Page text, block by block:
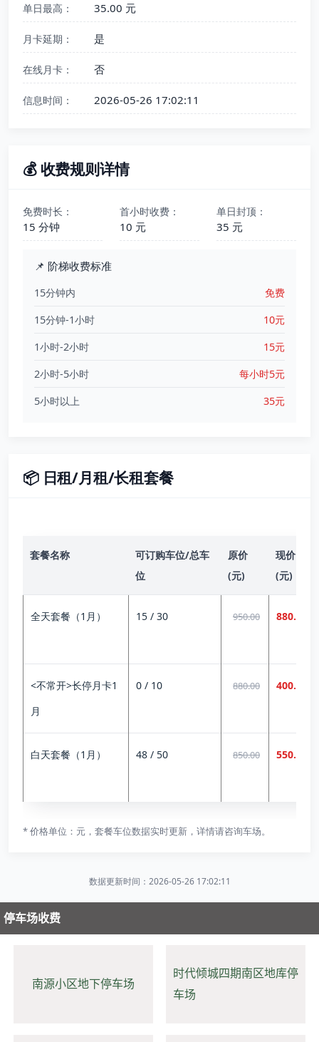
单日最高： 35.00 元
月卡延期： 是
在线月卡： 否
信息时间： 2026-05-26 17:02:11
💰 收费规则详情
免费时长：
15 分钟
首小时收费：
10 元
单日封顶：
35 元
📌 阶梯收费标准
15分钟内
免费
15分钟-1小时
10元
1小时-2小时
15元
2小时-5小时
每小时5元
5小时以上
35元
📦 日租/月租/长租套餐
套餐名称
可订购车位/总车
位
原价
(元)
现价
(元)
全天套餐（1月） 15 / 30 950.00 880.00
<不常开>长停月卡1
月
0 / 10 880.00 400.00
白天套餐（1月） 48 / 50 850.00 550.00
* 价格单位：元，套餐车位数据实时更新，详情请咨询车场。
数据更新时间：2026-05-26 17:02:11
停车场收费
南源小区地下停车场
时代倾城四期南区地库停
车场